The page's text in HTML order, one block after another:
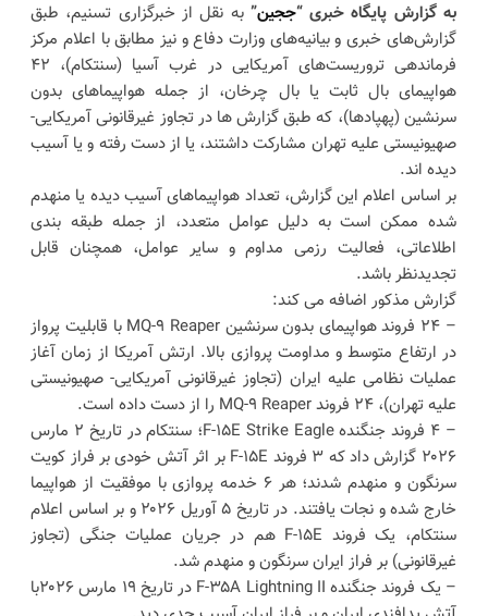
به گزارش پایگاه خبری “ججین”به نقل از خبرگزاری تسنیم، طبق
گزارش‌های خبری و بیانیه‌های وزارت دفاع و نیز مطابق با اعلام مرکز
فرماندهی تروریست‌های آمریکایی در غرب آسیا (سنتکام)، ۴۲
هواپیمای بال ثابت یا بال چرخان، از جمله هواپیماهای بدون
سرنشین (پهپادها)، که طبق گزارش‌ ها در تجاوز غیرقانونی آمریکایی-
صهیونیستی علیه تهران مشارکت داشتند، یا از دست رفته و یا آسیب
دیده‌ اند.
بر اساس اعلام این گزارش، تعداد هواپیماهای آسیب دیده یا منهدم
شده ممکن است به دلیل عوامل متعدد، از جمله طبقه‌ بندی
اطلاعاتی، فعالیت رزمی مداوم و سایر عوامل، همچنان قابل
تجدیدنظر باشد.
گزارش مذکور اضافه می کند:
– ۲۴ فروند هواپیمای بدون سرنشین MQ-۹ Reaper با قابلیت پرواز
در ارتفاع متوسط و مداومت پروازی بالا. ارتش آمریکا از زمان آغاز
عملیات نظامی علیه ایران (تجاوز غیرقانونی آمریکایی- صهیونیستی
علیه تهران)، ۲۴ فروند MQ-۹ Reaper را از دست داده است.
– ۴ فروند جنگنده F-۱۵E Strike Eagle؛ سنتکام در تاریخ ۲ مارس
۲۰۲۶ گزارش داد که ۳ فروند F-۱۵E بر اثر آتش خودی بر فراز کویت
سرنگون و منهدم شدند؛ هر ۶ خدمه پروازی با موفقیت از هواپیما
خارج شده و نجات یافتند. در تاریخ ۵ آوریل ۲۰۲۶ و بر اساس اعلام
سنتکام، یک فروند F-۱۵E هم در جریان عملیات جنگی (تجاوز
غیرقانونی) بر فراز ایران سرنگون و منهدم شد.
– یک فروند جنگنده F-۳۵A Lightning II در تاریخ ۱۹ مارس ۲۰۲۶با